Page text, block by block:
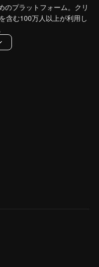
のプラットフォーム。クリ
含む100万人以上が利用し